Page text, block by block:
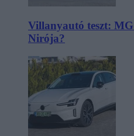
Villanyautó teszt: MG
Nirója?